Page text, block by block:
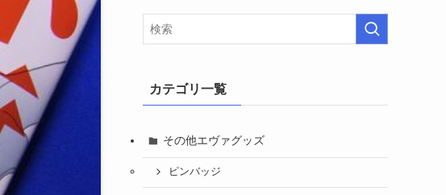
カテゴリ一覧
その他エヴァグッズ
ピンバッジ